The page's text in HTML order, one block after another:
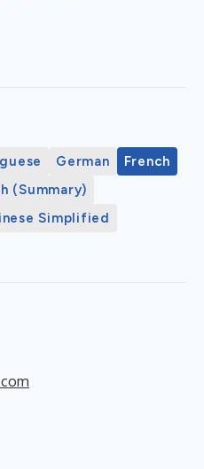
German
French
(Summary)
Simplified